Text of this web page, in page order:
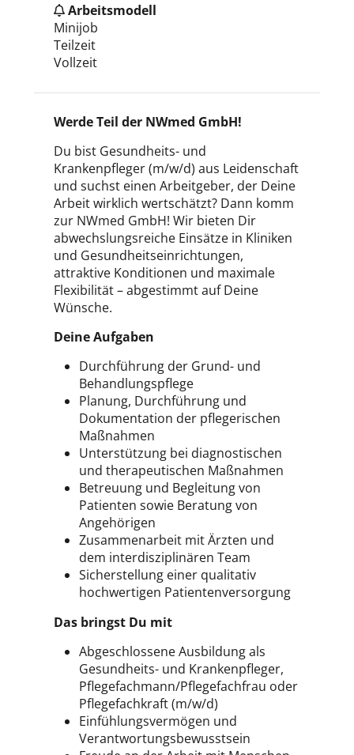
Arbeitsmodell
Minijob
Teilzeit
Vollzeit
Werde Teil der NWmed GmbH!
Du bist Gesundheits- und
Krankenpfleger (m/w/d) aus Leidenschaft
und suchst einen Arbeitgeber, der Deine
Arbeit wirklich wertschätzt? Dann komm
zur NWmed GmbH! Wir bieten Dir
abwechslungsreiche Einsätze in Kliniken
und Gesundheitseinrichtungen,
attraktive Konditionen und maximale
Flexibilität – abgestimmt auf Deine
Wünsche.
Deine Aufgaben
Durchführung der Grund- und
Behandlungspflege
Planung, Durchführung und
Dokumentation der pflegerischen
Maßnahmen
Unterstützung bei diagnostischen
und therapeutischen Maßnahmen
Betreuung und Begleitung von
Patienten sowie Beratung von
Angehörigen
Zusammenarbeit mit Ärzten und
dem interdisziplinären Team
Sicherstellung einer qualitativ
hochwertigen Patientenversorgung
Das bringst Du mit
Abgeschlossene Ausbildung als
Gesundheits- und Krankenpfleger,
Pflegefachmann/Pflegefachfrau oder
Pflegefachkraft (m/w/d)
Einfühlungsvermögen und
Verantwortungsbewusstsein